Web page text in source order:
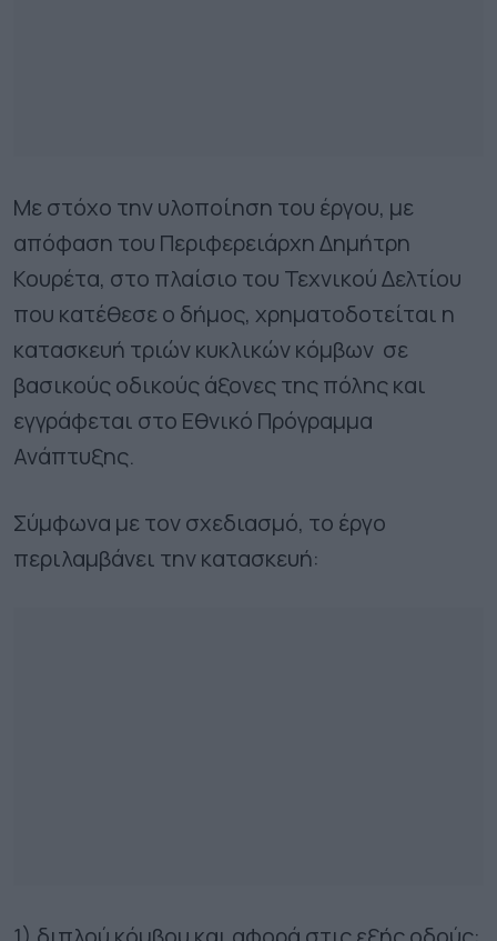
Με στόχο την υλοποίηση του έργου, με
απόφαση του Περιφερειάρχη Δημήτρη
Κουρέτα, στο πλαίσιο του Τεχνικού Δελτίου
που κατέθεσε ο δήμος, χρηματοδοτείται η
κατασκευή τριών κυκλικών κόμβων σε
βασικούς οδικούς άξονες της πόλης και
εγγράφεται στο Εθνικό Πρόγραμμα
Ανάπτυξης.
Σύμφωνα με τον σχεδιασμό, το έργο
περιλαμβάνει την κατασκευή: